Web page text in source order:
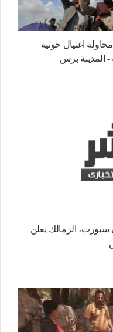
اغتيال حوثية
المدينة برس
سبورت، الزمالك يعلن